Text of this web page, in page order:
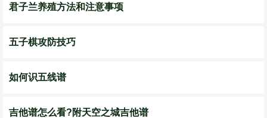
君子兰养殖方法和注意事项
五子棋攻防技巧
如何识五线谱
吉他谱怎么看?附天空之城吉他谱